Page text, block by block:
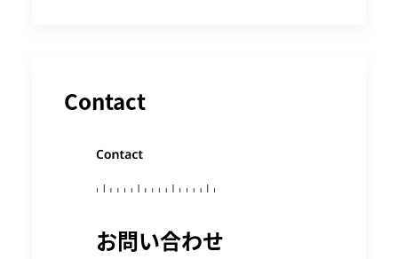
Contact
お問い合わせ